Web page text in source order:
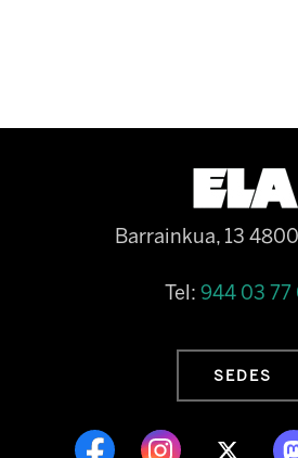
Barrainkua, 13
Tel: 944 03 77
SEDES